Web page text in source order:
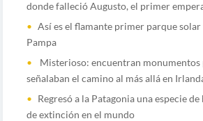
donde falleció Augusto, el primer
Así es el flamante primer parque
Pampa
Misterioso: encuentran
señalaban el camino al más allá en
Regresó a la Patagonia una especie
de extinción en el mundo